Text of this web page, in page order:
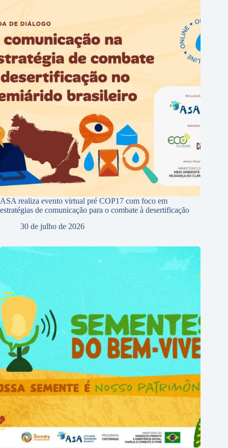
ASA realiza evento virtual pré COP17 com foco em
estratégias de comunicação para o combate à desertificação
30 de julho de 2026